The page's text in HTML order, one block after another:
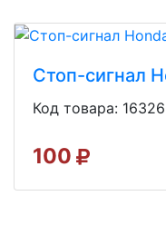
Стоп-сигнал
Код товара:
100